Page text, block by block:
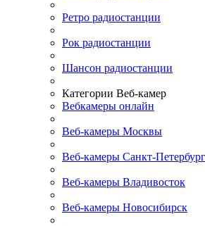
Ретро радиостанции
Рок радиостанции
Шансон радиостанции
Категории Веб-камер
Вебкамеры онлайн
Веб-камеры Москвы
Веб-камеры Санкт-
Веб-камеры Владивосток
Веб-камеры Новосибирск